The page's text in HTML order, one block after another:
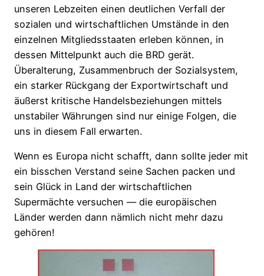
unseren Lebzeiten einen deutlichen Verfall der
sozialen und wirtschaftlichen Umstände in den
einzelnen Mitgliedsstaaten erleben können, in
dessen Mittelpunkt auch die BRD gerät.
Überalterung, Zusammenbruch der Sozialsystem,
ein starker Rückgang der Exportwirtschaft und
äußerst kritische Handelsbeziehungen mittels
unstabiler Währungen sind nur einige Folgen, die
uns in diesem Fall erwarten.
Wenn es Europa nicht schafft, dann sollte jeder mit
ein bisschen Verstand seine Sachen packen und
sein Glück in Land der wirtschaftlichen
Supermächte versuchen — die europäischen
Länder werden dann nämlich nicht mehr dazu
gehören!